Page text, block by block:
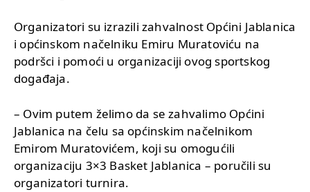
Organizatori su izrazili zahvalnost Općini Jablanica
i općinskom načelniku Emiru Muratoviću na
podršci i pomoći u organizaciji ovog sportskog
događaja.
– Ovim putem želimo da se zahvalimo Općini
Jablanica na čelu sa općinskim načelnikom
Emirom Muratovićem, koji su omogućili
organizaciju 3×3 Basket Jablanica – poručili su
organizatori turnira.